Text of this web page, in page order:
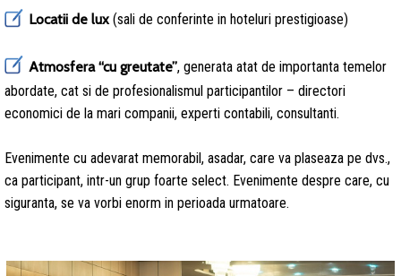
Locatii de lux (sali de conferinte in hoteluri prestigioase)
Atmosfera “cu greutate”, generata atat de importanta temelor
abordate, cat si de profesionalismul participantilor – directori
economici de la mari companii, experti contabili, consultanti.
Evenimente cu adevarat memorabil, asadar, care va plaseaza pe dvs.,
ca participant, intr-un grup foarte select. Evenimente despre care, cu
siguranta, se va vorbi enorm in perioada urmatoare.